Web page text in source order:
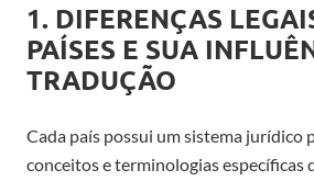
1. DIFERENÇAS
PAÍSES E SUA
TRADUÇÃO
Cada país possui um sistema jurídico
conceitos e terminologias específicas